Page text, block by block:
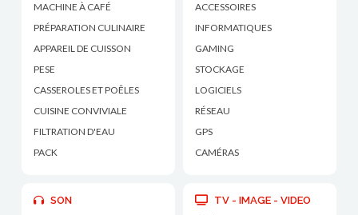
MACHINE À CAFÉ
PRÉPARATION CULINAIRE
APPAREIL DE CUISSON
PESE
CASSEROLES ET POÊLES
CUISINE CONVIVIALE
FILTRATION D'EAU
PACK
ACCESSOIRES
INFORMATIQUES
GAMING
STOCKAGE
LOGICIELS
RÉSEAU
GPS
CAMÉRAS
SON
TV - IMAGE - VIDEO